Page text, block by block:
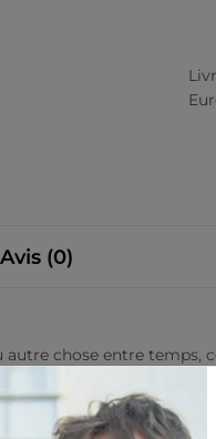
Avis (0)
chose entre